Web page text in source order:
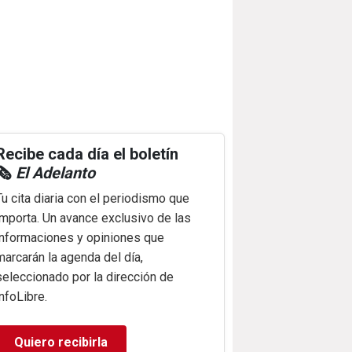
cada día el boletín
El Adelanto
cita diaria con el periodismo que
Un avance exclusivo de las
y opiniones que
la agenda del día,
por la dirección de
Quiero recibirla